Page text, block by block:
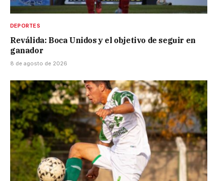
DEPORTES
Reválida: Boca Unidos y el objetivo de seguir en
ganador
8 de agosto de 2026